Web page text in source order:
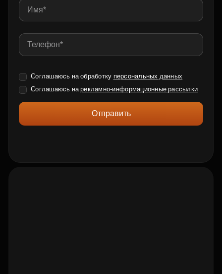
Соглашаюсь на обработку персональных данных
Соглашаюсь нарекламно-информационные рассылки
Отправить